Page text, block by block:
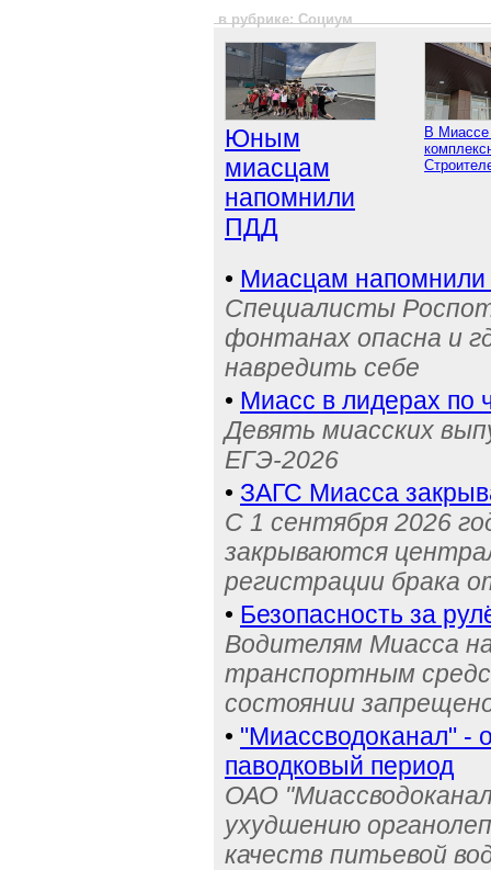
в рубрике: Социум
Юным
миасцам
напомнили
ПДД
В Миассе
• Миасцам напомнили
Специалисты
фонтанах опасна и
навредить себе
• Миасс в лидерах по
Девять миасских
ЕГЭ-2026
• ЗАГС Миасса
С 1 сентября 2026
закрываются
регистрации брака
• Безопасность за
Водителям Миасса
транспортным
состоянии
• "Миассводоканал" -
паводковый период
ОАО
ухудшению
качеств питьевой